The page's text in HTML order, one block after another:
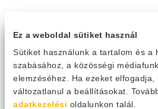
Ez a weboldal sütiket használ
Sütiket használunk a tartalom és a
szabásához, a közösségi
elemzéséhez. Ha ezeket elfogadja,
változatlanul a beállításokat.
adatkezelési oldalunkon talál.